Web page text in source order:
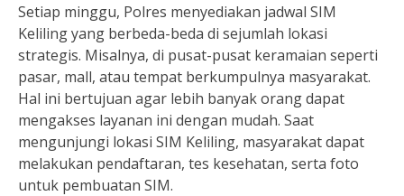
Setiap minggu, Polres menyediakan jadwal SIM
Keliling yang berbeda-beda di sejumlah lokasi
strategis. Misalnya, di pusat-pusat keramaian seperti
pasar, mall, atau tempat berkumpulnya masyarakat.
Hal ini bertujuan agar lebih banyak orang dapat
mengakses layanan ini dengan mudah. Saat
mengunjungi lokasi SIM Keliling, masyarakat dapat
melakukan pendaftaran, tes kesehatan, serta foto
untuk pembuatan SIM.